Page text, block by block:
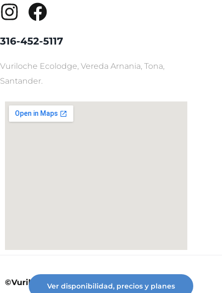
Ver disponibilidad, precios y planes
316-452-5117
Vuriloche Ecolodge, Vereda Arnania, Tona,
Santander.
©Vuriloche desde 2023